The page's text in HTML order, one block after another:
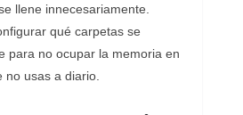
llene innecesariamente.
qué carpetas se
para no ocupar la memoria en
no usas a diario.